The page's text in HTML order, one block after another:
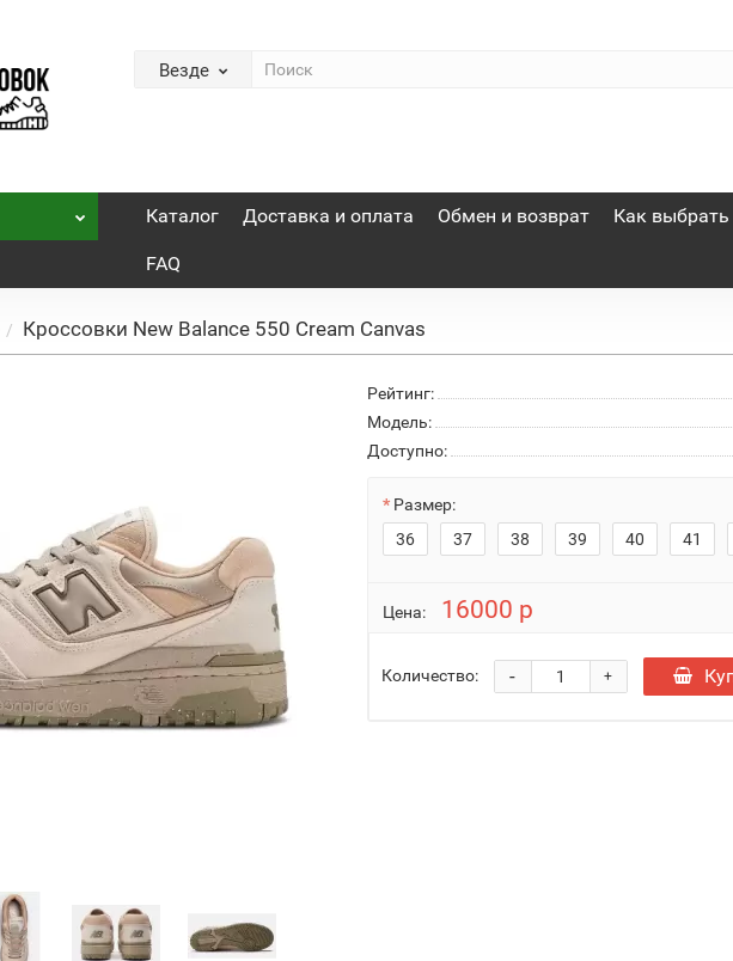
Везде
Каталог Доставка и оплата Обмен и возврат Как
FAQ
Кроссовки New Balance 550 Cream Canvas
Рейтинг:
Модель:
Доступно:
Размер:
36
37 38 39 40 41
Цена: 16000 р
Количество: +
-